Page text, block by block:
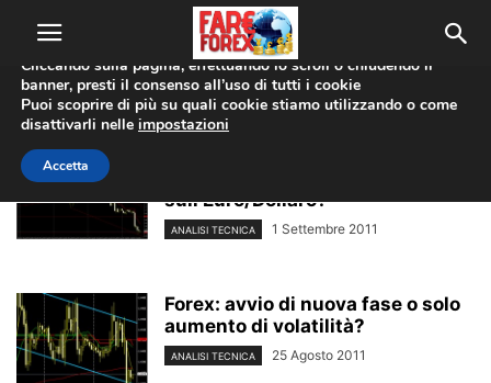
Home Tags Trading news
trading news
sull’Euro/Dollaro?
ANALISI TECNICA 1 Settembre 2011
Forex: avvio di nuova fase o solo
aumento di volatilità?
ANALISI TECNICA 25 Agosto 2011
Utilizziamo i cookie per offrirti la migliore esperienza sul nostro
sito web.
Cliccando sulla pagina, effettuando lo scroll o chiudendo il
banner, presti il consenso all’uso di tutti i cookie
Puoi scoprire di più su quali cookie stiamo utilizzando o come
disattivarli nelle impostazioni
Accetta